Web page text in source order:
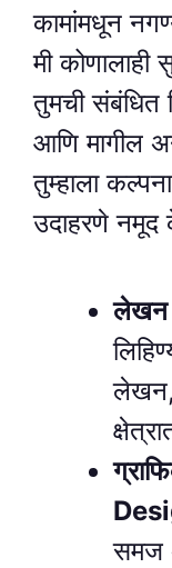
कामांमधून
मी कोणालाही
तुमची संबंधित
आणि मागील
तुम्हाला
उदाहरणे
लेखन
लेखन,
समज